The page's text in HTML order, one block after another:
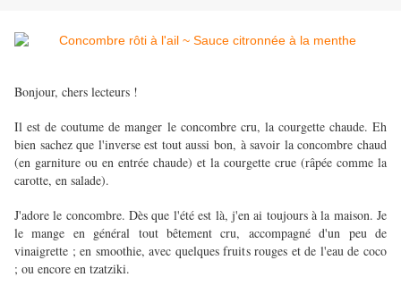
Bonjour, chers lecteurs !
Il est de coutume de manger le concombre cru, la courgette chaude. Eh
bien sachez que l'inverse est tout aussi bon, à savoir la concombre chaud
(en garniture ou en entrée chaude) et la courgette crue (râpée comme la
carotte, en salade).
J'adore le concombre. Dès que l'été est là, j'en ai toujours à la maison. Je
le mange en général tout bêtement cru, accompagné d'un peu de
vinaigrette ; en smoothie, avec quelques fruits rouges et de l'eau de coco
; ou encore en tzatziki.